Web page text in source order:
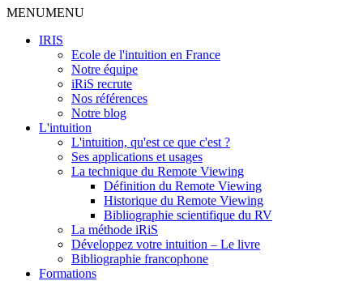
MENUMENU
IRIS
Ecole de l'intuition en France
Notre équipe
iRiS recrute
Nos références
Notre blog
L'intuition
L'intuition, qu'est ce que c'est ?
Ses applications et usages
La technique du Remote Viewing
Définition du Remote Viewing
Historique du Remote Viewing
Bibliographie scientifique du RV
La méthode iRiS
Développez votre intuition – Le livre
Bibliographie francophone
Formations